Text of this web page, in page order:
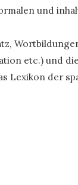
und
etc.) und
der